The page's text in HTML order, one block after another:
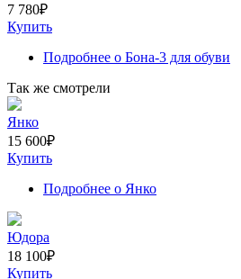
7 780₽
Купить
Подробнее о Бона-3 для обуви
Так же смотрели
Янко
15 600₽
Купить
Подробнее о Янко
Юдора
18 100₽
Купить